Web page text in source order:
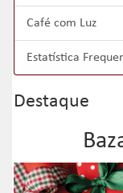
Café com Luz
Estatística
Destaque